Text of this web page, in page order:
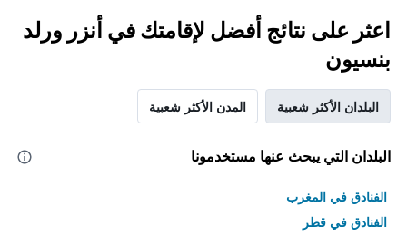
اعثر على نتائج أفضل لإقامتك في أنزر ورلد
بنسيون
البلدان الأكثر شعبية المدن الأكثر شعبية
البلدان التي يبحث عنها مستخدمونا
الفنادق في المغرب
الفنادق في قطر